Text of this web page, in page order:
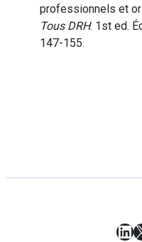
professionnels et
Tous DRH. 1st ed.
147-155.